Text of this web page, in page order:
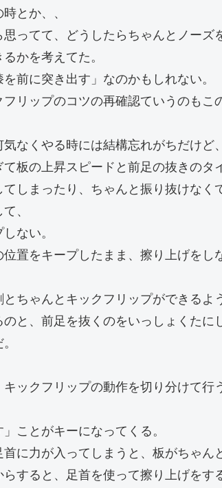
とか、、
ってて、どうしたらちゃんとノーズ
かを考えてた。
前に突き出す」なのかもしれない。
リップのコツの再確認ていうのもこ
なくやる時には結構忘れがちだけど、
板の上昇スピードと前足の抜きのタ
しまったり、ちゃんと振り抜けなく
、
ない。
位置をキープしたまま、擦り上げを
ちゃんとキックフリップができるよ
と、前足を抜くのをいっしょくたに
ックフリップの動作を切り分けて行
」ことがキーになってくる。
に力が入ってしまうと、板がちゃん
すると、足首を使って擦り上げをす